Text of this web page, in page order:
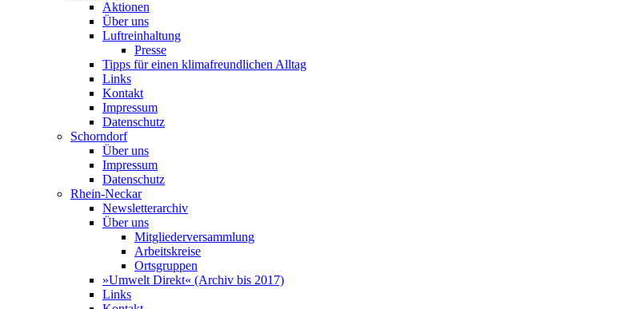
Aktionen
Über uns
Luftreinhaltung
Presse
Tipps für einen klimafreundlichen Alltag
Links
Kontakt
Impressum
Datenschutz
Schorndorf
Über uns
Impressum
Datenschutz
Rhein-Neckar
Newsletterarchiv
Über uns
Mitgliederversammlung
Arbeitskreise
Ortsgruppen
»Umwelt Direkt« (Archiv bis 2017)
Links